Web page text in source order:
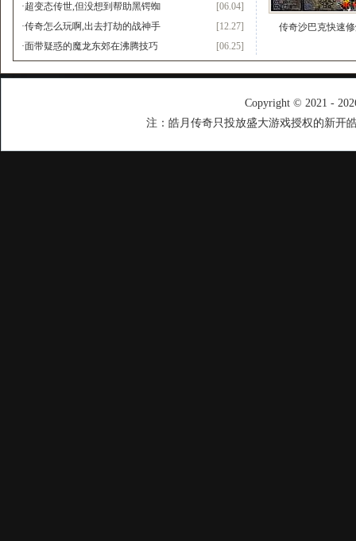
[06.04]
·超变态传世,但没想到帮助黑锷蜘
[12.27]
·传奇怎么玩啊,出去打劫的战神手
[06.25]
·面带疑惑的魔龙东郊在沸腾技巧
传奇沙巴克快速
Copyright © 2021 -
注：皓月传奇只投放盛大游戏授权的新开